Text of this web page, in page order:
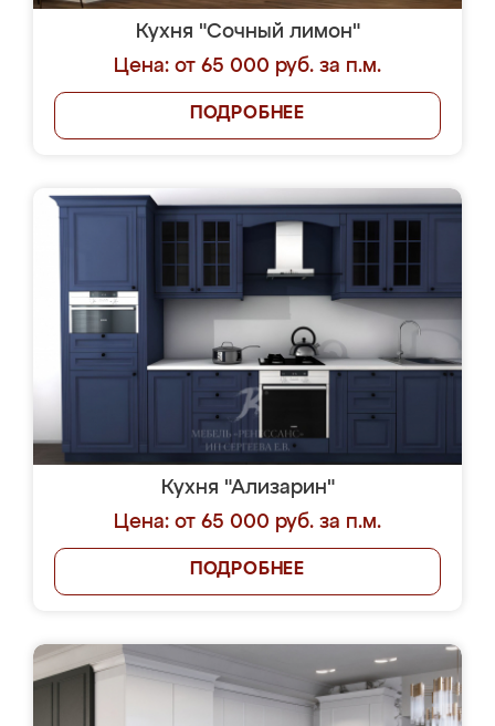
Кухня "Сочный лимон"
Цена: от 65 000 руб. за п.м.
ПОДРОБНЕЕ
Кухня "Ализарин"
Цена: от 65 000 руб. за п.м.
ПОДРОБНЕЕ